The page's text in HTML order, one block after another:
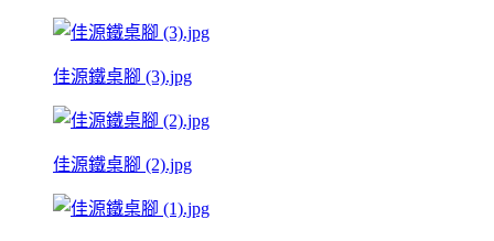
佳源鐵桌腳 (3).jpg
佳源鐵桌腳 (2).jpg